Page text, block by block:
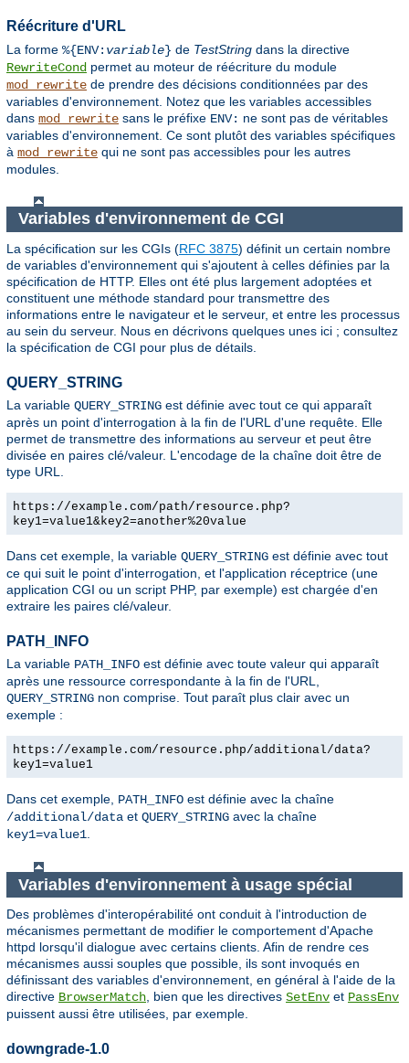
Réécriture d'URL
La forme %{ENV: variable} de TestString dans la directive
RewriteCond permet au moteur de réécriture du module
mod_rewrite de prendre des décisions conditionnées par des
variables d'environnement. Notez que les variables accessibles
dans mod_rewrite sans le préfixe ENV: ne sont pas de véritables
variables d'environnement. Ce sont plutôt des variables spécifiques
à mod_rewrite qui ne sont pas accessibles pour les autres
modules.
Variables d'environnement de CGI
La spécification sur les CGIs (RFC 3875) définit un certain nombre
de variables d'environnement qui s'ajoutent à celles définies par la
spécification de HTTP. Elles ont été plus largement adoptées et
constituent une méthode standard pour transmettre des
informations entre le navigateur et le serveur, et entre les processus
au sein du serveur. Nous en décrivons quelques unes ici ; consultez
la spécification de CGI pour plus de détails.
QUERY_STRING
La variable QUERY_STRING est définie avec tout ce qui apparaît
après un point d'interrogation à la fin de l'URL d'une requête. Elle
permet de transmettre des informations au serveur et peut être
divisée en paires clé/valeur. L'encodage de la chaîne doit être de
type URL.
https://example.com/path/resource.php?
key1=value1&key2=another%20value
Dans cet exemple, la variable QUERY_STRING est définie avec tout
ce qui suit le point d'interrogation, et l'application réceptrice (une
application CGI ou un script PHP, par exemple) est chargée d'en
extraire les paires clé/valeur.
PATH_INFO
La variable PATH_INFO est définie avec toute valeur qui apparaît
après une ressource correspondante à la fin de l'URL,
QUERY_STRING non comprise. Tout paraît plus clair avec un
exemple :
https://example.com/resource.php/additional/data?
key1=value1
Dans cet exemple, PATH_INFO est définie avec la chaîne
/additional/data et QUERY_STRING avec la chaîne
key1=value1
Variables d'environnement à usage spécial
Des problèmes d'interopérabilité ont conduit à l'introduction de
mécanismes permettant de modifier le comportement d'Apache
httpd lorsqu'il dialogue avec certains clients. Afin de rendre ces
mécanismes aussi souples que possible, ils sont invoqués en
définissant des variables d'environnement, en général à l'aide de la
directive BrowserMatch, bien que les directives SetEnv et PassEnv
puissent aussi être utilisées, par exemple.
downgrade-1.0